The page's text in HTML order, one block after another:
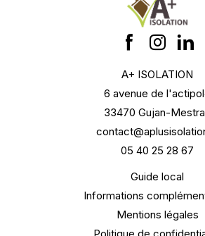
A+ ISOLATION
6 avenue de
33470 Gujan-
05 40 25 28 67
Guide local
Informations
Mentions légales